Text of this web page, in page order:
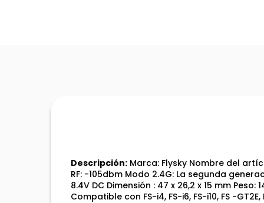
Descripción: Marca: Flysky Nombre del
RF: -105dbm Modo 2.4G: La segunda
8.4V DC Dimensión : 47 x 26,2 x 15 mm
Compatible con FS-i4, FS-i6, FS-i10, FS -